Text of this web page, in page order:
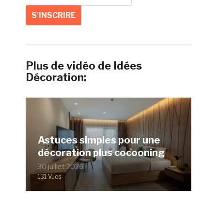
Plus de vidéo de Idées
Décoration:
Astuces simples pour une
décoration plus cocooning
30 juillet 2026
131 Vues